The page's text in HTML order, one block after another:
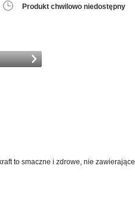
Produkt chwilowo niedostępny
to smaczne i zdrowe, nie zawierające